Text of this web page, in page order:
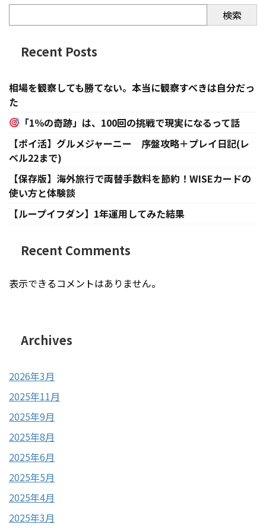
検索
Recent Posts
相場を観察しても勝てない。本当に観察すべきは自分だっ
た
「1％の奇跡」は、100回の挑戦で現実になるって話
【ポイ活】グルメジャーニー 序盤攻略＋プレイ日記(レ
ベル22まで)
【保存版】海外旅行で両替手数料を節約！WISEカードの
使い方と体験談
【ループイフダン】1年運用してみた結果
Recent Comments
表示できるコメントはありません。
Archives
2026年3月
2025年11月
2025年9月
2025年8月
2025年6月
2025年5月
2025年4月
2025年3月